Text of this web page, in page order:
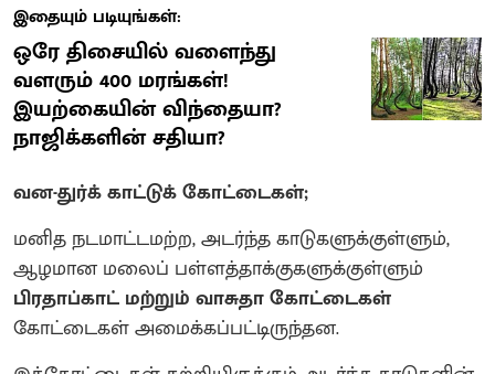
இதையும் படியுங்கள்:
ஒரே திசையில் வளைந்து
வளரும் 400 மரங்கள்!
இயற்கையின் விந்தையா?
நாஜிக்களின் சதியா?
வன-துர்க் காட்டுக் கோட்டைகள்;
மனித நடமாட்டமற்ற, அடர்ந்த காடுகளுக்குள்ளும்,
ஆழமான மலைப் பள்ளத்தாக்குகளுக்குள்ளும்
பிரதாப்காட் மற்றும் வாசுதா கோட்டைகள்
கோட்டைகள் அமைக்கப்பட்டிருந்தன.